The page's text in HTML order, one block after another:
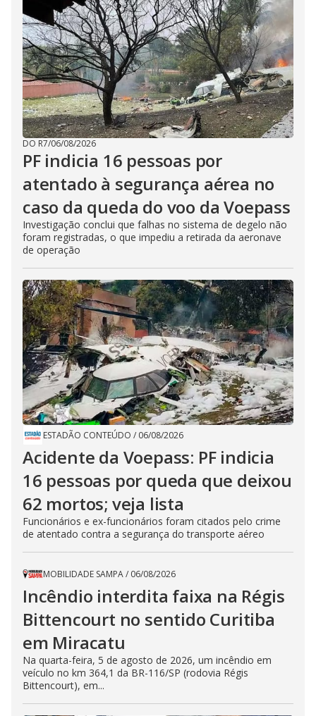
DO R7/06/08/2026
PF indicia 16 pessoas por
atentado à segurança aérea no
caso da queda do voo da Voepass
Investigação conclui que falhas no sistema de degelo não
foram registradas, o que impediu a retirada da aeronave
de operação
ESTADÃO CONTEÚDO / 06/08/2026
Acidente da Voepass: PF indicia
16 pessoas por queda que deixou
62 mortos; veja lista
Funcionários e ex-funcionários foram citados pelo crime
de atentado contra a segurança do transporte aéreo
MOBILIDADE SAMPA/ 06/08/2026
Incêndio interdita faixa na Régis
Bittencourt no sentido Curitiba
em Miracatu
Na quarta-feira, 5 de agosto de 2026, um incêndio em
veículo no km 364,1 da BR-116/SP (rodovia Régis
Bittencourt), em...